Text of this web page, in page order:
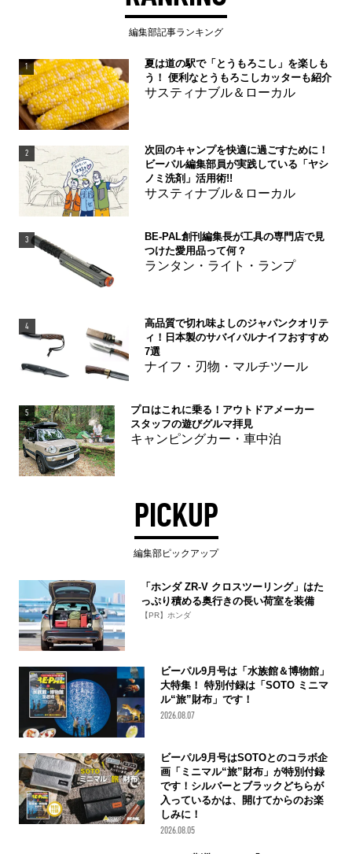
編集部記事ランキング
1
夏は道の駅で「とうもろこし」を楽しも
う！ 便利なとうもろこしカッターも紹介
サスティナブル＆ローカル
2
次回のキャンプを快適に過ごすために！
ビーパル編集部員が実践している「ヤシ
ノミ洗剤」活用術!!
サスティナブル＆ローカル
3
BE-PAL創刊編集長が工具の専門店で見
つけた愛用品って何？
ランタン・ライト・ランプ
4
高品質で切れ味よしのジャパンクオリテ
ィ！日本製のサバイバルナイフおすすめ
7選
ナイフ・刃物・マルチツール
5
プロはこれに乗る！アウトドアメーカー
スタッフの遊びグルマ拝見
キャンピングカー・車中泊
PICKUP
編集部ピックアップ
「ホンダ ZR-V クロスツーリング」はた
っぷり積める奥行きの長い荷室を装備
【PR】ホンダ
ビーパル9月号は「水族館＆博物館」
大特集！ 特別付録は「SOTO ミニマ
ル“旅”財布」です！
2026.08.07
ビーパル9月号はSOTOとのコラボ企
画「ミニマル“旅”財布」が特別付録
です！シルバーとブラックどちらが
入っているかは、開けてからのお楽
しみに！
2026.08.05